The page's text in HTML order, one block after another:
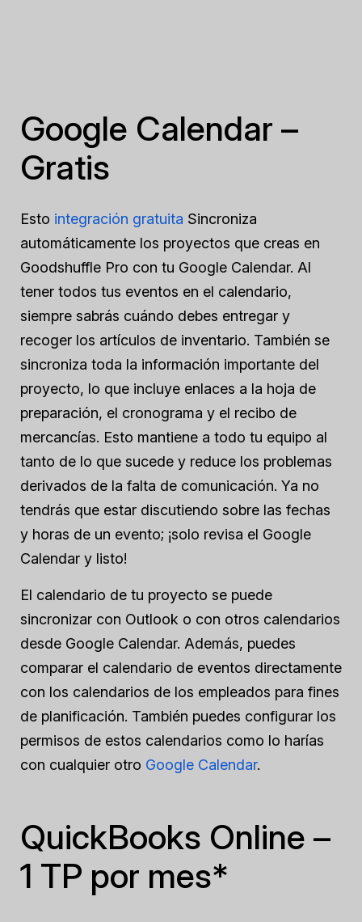
Google Calendar –
Gratis
Esto integración gratuita Sincroniza
automáticamente los proyectos que creas en
Goodshuffle Pro con tu Google Calendar. Al
tener todos tus eventos en el calendario,
siempre sabrás cuándo debes entregar y
recoger los artículos de inventario. También se
sincroniza toda la información importante del
proyecto, lo que incluye enlaces a la hoja de
preparación, el cronograma y el recibo de
mercancías. Esto mantiene a todo tu equipo al
tanto de lo que sucede y reduce los problemas
derivados de la falta de comunicación. Ya no
tendrás que estar discutiendo sobre las fechas
y horas de un evento; ¡solo revisa el Google
Calendar y listo!
El calendario de tu proyecto se puede
sincronizar con Outlook o con otros calendarios
desde Google Calendar. Además, puedes
comparar el calendario de eventos directamente
con los calendarios de los empleados para fines
de planificación. También puedes configurar los
permisos de estos calendarios como lo harías
con cualquier otro Google Calendar.
QuickBooks Online –
1 TP por mes*